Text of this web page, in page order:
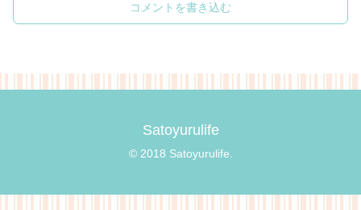
コメントを書き込む
Satoyurulife
© 2018 Satoyurulife.